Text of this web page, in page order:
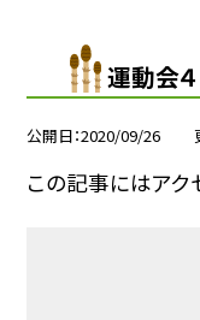
運動会４
公開日 2020/09/26
この記事にはアク